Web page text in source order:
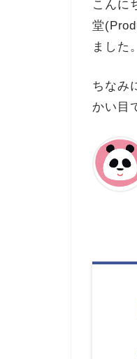
こんに
堂
ました。
ちなみ
かい目